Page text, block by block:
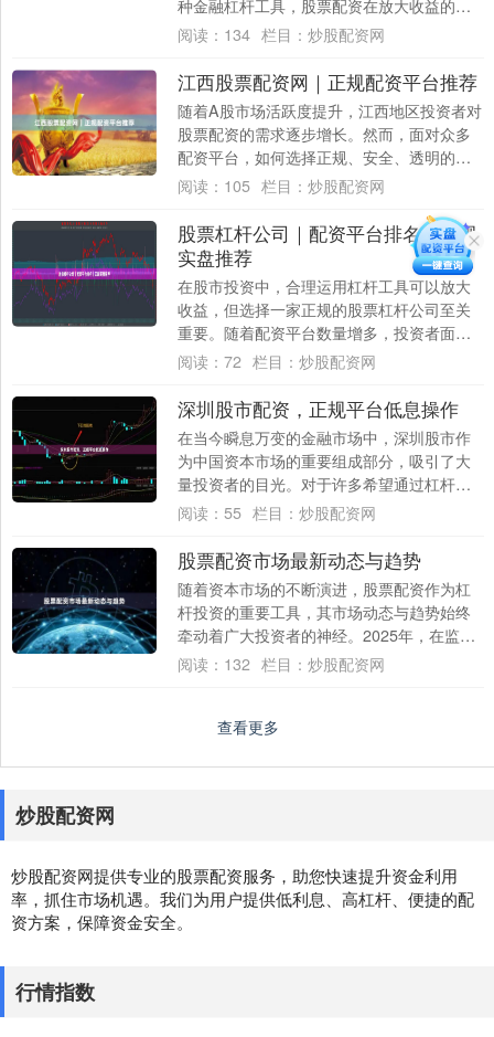
种金融杠杆工具，股票配资在放大收益的同
时也潜藏着不容忽视的风险。本文将深入探
阅读： 134 栏目： 炒股配资网
江西股票配资网｜正规配资平台推荐
随着A股市场活跃度提升，江西地区投资者对
股票配资的需求逐步增长。然而，面对众多
配资平台，如何选择正规、安全、透明的服
务商，成为许多股民关心的核心问题。本文
阅读： 105 栏目： 炒股配资网
股票杠杆公司｜配资平台排名｜正规
实盘推荐
在股市投资中，合理运用杠杆工具可以放大
收益，但选择一家正规的股票杠杆公司至关
重要。随着配资平台数量增多，投资者面临
信息不对称问题，如何从众多平台中筛选出
阅读： 72 栏目： 炒股配资网
深圳股市配资，正规平台低息操作
在当今瞬息万变的金融市场中，深圳股市作
为中国资本市场的重要组成部分，吸引了大
量投资者的目光。对于许多希望通过杠杆效
应放大收益的投资者来说，配资成为了一种
阅读： 55 栏目： 炒股配资网
股票配资市场最新动态与趋势
随着资本市场的不断演进，股票配资作为杠
杆投资的重要工具，其市场动态与趋势始终
牵动着广大投资者的神经。2025年，在监管
政策持续完善、金融科技深入渗透以及投资
阅读： 132 栏目： 炒股配资网
查看更多
炒股配资网
炒股配资网提供专业的股票配资服务，助您快速提升资金利用
率，抓住市场机遇。我们为用户提供低利息、高杠杆、便捷的配
资方案，保障资金安全。
行情指数